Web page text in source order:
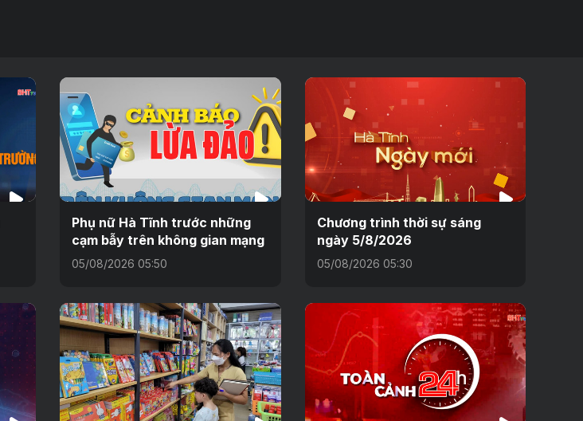
Phụ nữ Hà Tĩnh trước những
cạm bẫy trên không gian mạng
05/08/2026 05:50
Chương trình thời sự sáng
ngày 5/8/2026
05/08/2026 05:30